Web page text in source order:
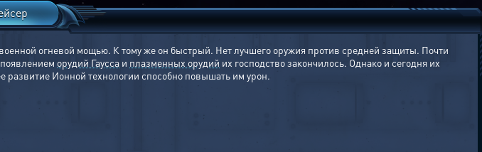
огневой мощью. К тому же он быстрый. Нет лучшего оружия против средней защиты. Почти
орудий Гаусса и плазменных орудий их господство закончилось. Однако и сегодня их
развитие Ионной технологии способно повышать им урон.